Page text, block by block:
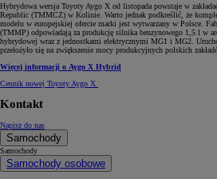
Hybrydowa wersja Toyoty Aygo X od listopada powstaje w
Republic (TMMCZ) w Kolinie. Warto jednak podkreślić, że
modelu w europejskiej ofercie marki jest wytwarzany w Polsce.
(TMMP) odpowiadają za produkcję silnika benzynowego 1,5 l w
hybrydowej wraz z jednostkami elektrycznymi MG1 i MG2.
przełożyło się na zwiększenie mocy produkcyjnych polskich
Więcej informacji o Aygo X Hybrid
Cennik nowej Toyoty Aygo X
Kontakt
Napisz do nas
Samochody
Samochody
Samochody osobowe